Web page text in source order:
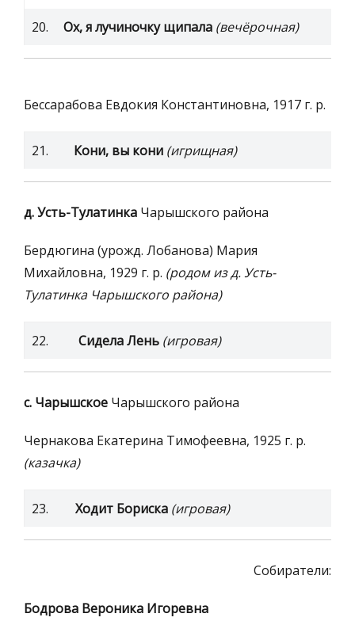
20. Ох, я лучиночку щипала (вечёрочная)
Бессарабова Евдокия Константиновна, 1917 г. р.
21. Кони, вы кони (игрищная)
д. Усть-Тулатинка Чарышского района
Бердюгина (урожд. Лобанова) Мария
Михайловна, 1929 г. р. (родом из д. Усть-
Тулатинка Чарышского района)
22. Сидела Лень (игровая)
с. Чарышское Чарышского района
Чернакова Екатерина Тимофеевна, 1925 г. р.
(казачка)
23. Ходит Бориска (игровая)
Собиратели:
Бодрова Вероника Игоревна